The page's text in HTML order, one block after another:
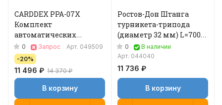
CARDDEX PPA-07X
Комплект
автоматических
преграждающих
планок Антипаника
0 Запрос Арт. 049509
-20%
11 496 ₽ 14 370 ₽
В корзину
Ростов-Дон Штанга
турникета-трипода
(диаметр 32 мм) L=700
мм
0
В наличии
Арт. 044040
11 736 ₽
В корзину